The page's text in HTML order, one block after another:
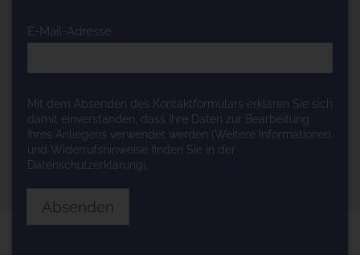
E-Mail-Adresse *
Mit dem Absenden des Kontaktformulars erklären Sie sich
damit einverstanden, dass Ihre Daten zur Bearbeitung
Ihres Anliegens verwendet werden (Weitere Informationen
und Widerrufshinweise finden Sie in der
Datenschutzerklärung).
Absenden